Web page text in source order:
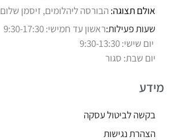
אולם תצוגה: הבורסה ליהלומים, זיסמן שלום 1, רמת גן
שעות פעילות:ראשון עד חמישי: 9:30-17:30
יום שישי: 9:30-13:30
יום שבת: סגור
מידע
בקשה לביטול עסקה
הצהרת נגישות